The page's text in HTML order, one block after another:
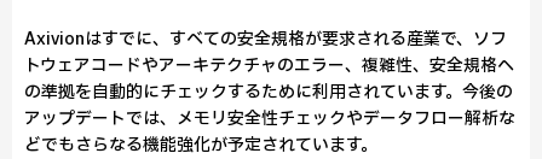
Axivionはすでに、すべての安全規格が要求される産業で、ソフ
トウェアコードやアーキテクチャのエラー、複雑性、安全規格へ
の準拠を自動的にチェックするために利用されています。今後の
アップデートでは、メモリ安全性チェックやデータフロー解析な
どでもさらなる機能強化が予定されています。